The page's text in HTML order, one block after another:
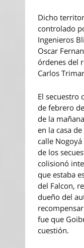
Dicho
controlado
Ingenieros
Oscar
órdenes del
Carlos
El secuestro
de febrero
de la
en la casa
calle
de los
colisionó
que estaba
del Falcon,
dueño del
fue que
cuestión.